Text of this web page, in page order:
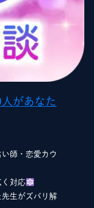
があなた
師・恋愛カウ
く対応
生がズバリ解